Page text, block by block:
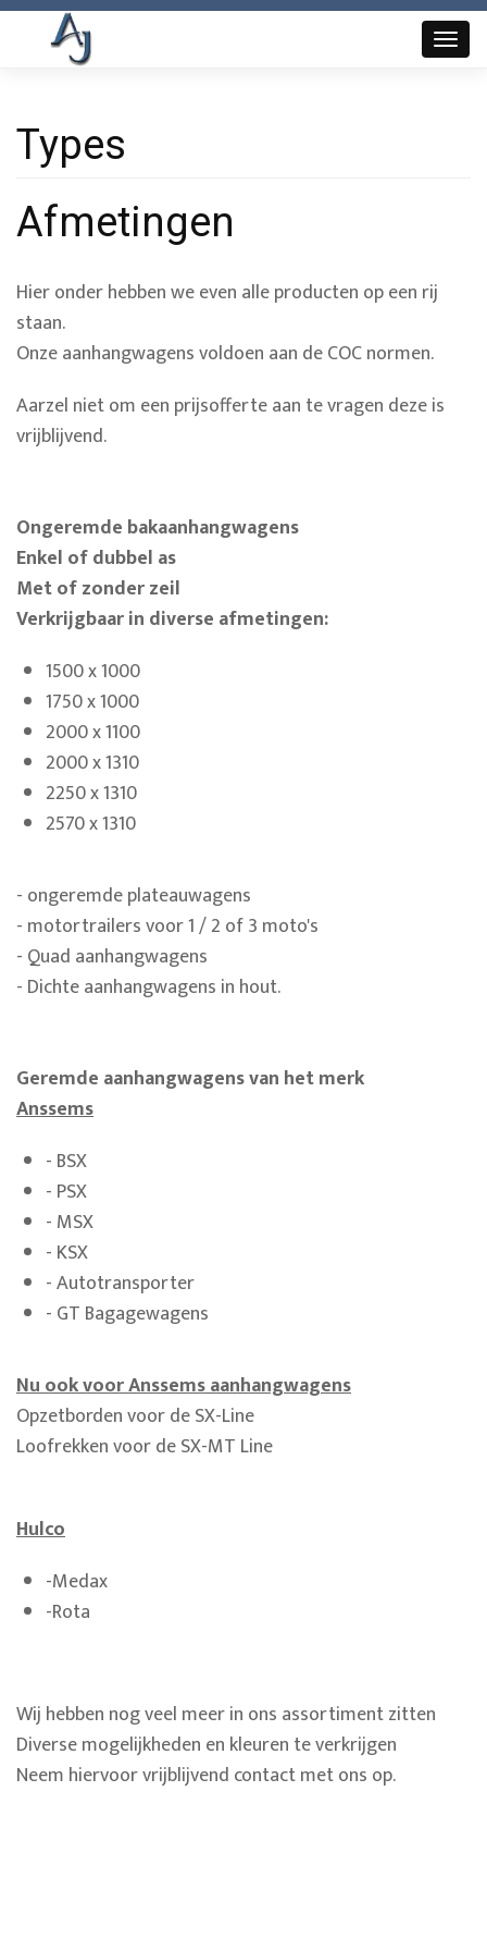
Overslaan
inhoud
gaan
Types
Afmetingen
Hier onder hebben we even alle producten op een rij
staan.
Onze aanhangwagens voldoen aan de COC normen.
Aarzel niet om een prijsofferte aan te vragen deze is
vrijblijvend.
Ongeremde bakaanhangwagens
Enkel of dubbel as
Met of zonder zeil
Verkrijgbaar in diverse afmetingen:
1500 x 1000
1750 x 1000
2000 x 1100
2000 x 1310
2250 x 1310
2570 x 1310
- ongeremde plateauwagens
- motortrailers voor 1 / 2 of 3 moto's
- Quad aanhangwagens
- Dichte aanhangwagens in hout.
Geremde aanhangwagens van het merk
Anssems
- BSX
- PSX
- MSX
- KSX
- Autotransporter
- GT Bagagewagens
Nu ook voor Anssems aanhangwagens
Opzetborden voor de SX-Line
Loofrekken voor de SX-MT Line
Hulco
-Medax
-Rota
Wij hebben nog veel meer in ons assortiment zitten
Diverse mogelijkheden en kleuren te verkrijgen
Neem hiervoor vrijblijvend contact met ons op.